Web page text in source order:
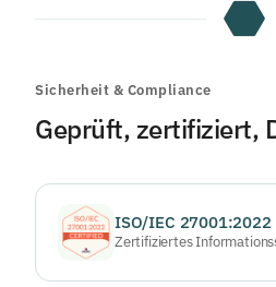
Sicherheit & Compliance
Geprüft, zertifiziert,
ISO/IEC 27001:2022
Zertifiziertes